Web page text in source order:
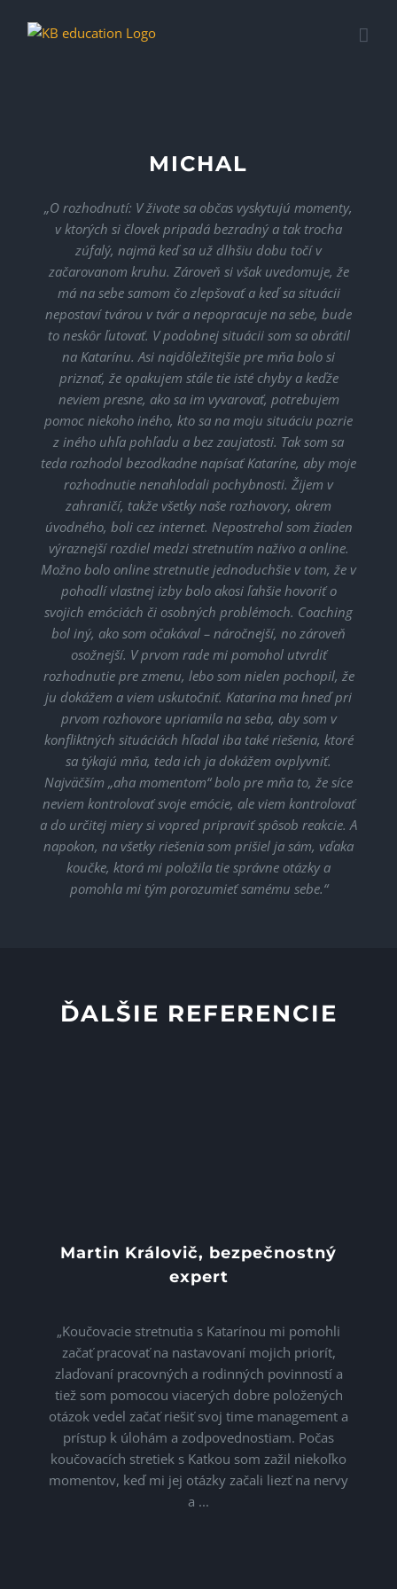
MICHAL
„O rozhodnutí: V živote sa občas vyskytujú momenty,
v ktorých si človek pripadá bezradný a tak trocha
zúfalý, najmä keď sa už dlhšiu dobu točí v
začarovanom kruhu. Zároveň si však uvedomuje, že
má na sebe samom čo zlepšovať a keď sa situácii
nepostaví tvárou v tvár a nepopracuje na sebe, bude
to neskôr ľutovať. V podobnej situácii som sa obrátil
na Katarínu. Asi najdôležitejšie pre mňa bolo si
priznať, že opakujem stále tie isté chyby a keďže
neviem presne, ako sa im vyvarovať, potrebujem
pomoc niekoho iného, kto sa na moju situáciu pozrie
z iného uhľa pohľadu a bez zaujatosti. Tak som sa
teda rozhodol bezodkadne napísať Kataríne, aby moje
rozhodnutie nenahlodali pochybnosti. Žijem v
zahraničí, takže všetky naše rozhovory, okrem
úvodného, boli cez internet. Nepostrehol som žiaden
výraznejší rozdiel medzi stretnutím naživo a online.
Možno bolo online stretnutie jednoduchšie v tom, že v
pohodlí vlastnej izby bolo akosi ľahšie hovoriť o
svojich emóciách či osobných problémoch. Coaching
bol iný, ako som očakával – náročnejší, no zároveň
osožnejší. V prvom rade mi pomohol utvrdiť
rozhodnutie pre zmenu, lebo som nielen pochopil, že
ju dokážem a viem uskutočniť. Katarína ma hneď pri
prvom rozhovore upriamila na seba, aby som v
konfliktných situáciách hľadal iba také riešenia, ktoré
sa týkajú mňa, teda ich ja dokážem ovplyvniť.
Najväčším „aha momentom“ bolo pre mňa to, že síce
neviem kontrolovať svoje emócie, ale viem kontrolovať
a do určitej miery si vopred pripraviť spôsob reakcie. A
napokon, na všetky riešenia som prišiel ja sám, vďaka
koučke, ktorá mi položila tie správne otázky a
pomohla mi tým porozumieť samému sebe.“
ĎALŠIE REFERENCIE
Martin Královič, bezpečnostný
expert
„Koučovacie stretnutia s Katarínou mi pomohli
začať pracovať na nastavovaní mojich priorít,
zlaďovaní pracovných a rodinných povinností a
tiež som pomocou viacerých dobre položených
otázok vedel začať riešiť svoj time management a
prístup k úlohám a zodpovednostiam. Počas
koučovacích stretiek s Katkou som zažil niekoľko
momentov, keď mi jej otázky začali liezť na nervy
a ...